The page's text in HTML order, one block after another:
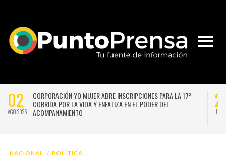
02
AGO 2026
CORPORACIÓN YO MUJER ABRE INSCRIPCIONES PARA LA 17ª
CORRIDA POR LA VIDA Y ENFATIZA EN EL PODER DEL
ACOMPAÑAMIENTO
JUL
NACIONAL POLÍTICA